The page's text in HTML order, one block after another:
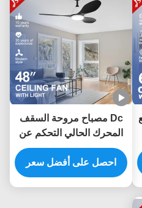
Dc مصباح مروحة السقف
المحرك الحالي التحكم عن
بعد الذكي توفير الطاقة
احصل على أفضل سعر